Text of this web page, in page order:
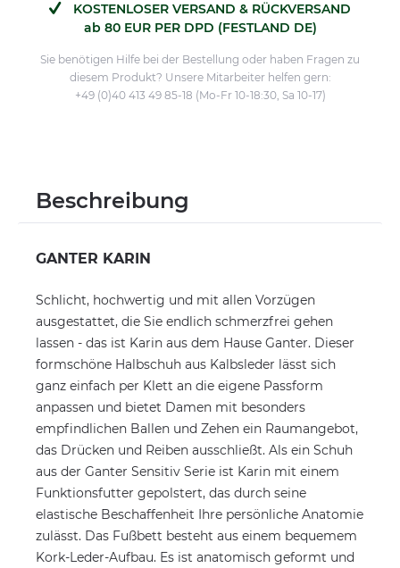
KOSTENLOSER VERSAND & RÜCKVERSAND
ab 80 EUR PER DPD (FESTLAND DE)
Sie benötigen Hilfe bei der Bestellung oder haben Fragen zu
diesem Produkt? Unsere Mitarbeiter helfen gern:
+49 (0)40 413 49 85-18 (Mo-Fr 10-18:30, Sa 10-17)
Beschreibung
GANTER KARIN
Schlicht, hochwertig und mit allen Vorzügen
ausgestattet, die Sie endlich schmerzfrei gehen
lassen - das ist Karin aus dem Hause Ganter. Dieser
formschöne Halbschuh aus Kalbsleder lässt sich
ganz einfach per Klett an die eigene Passform
anpassen und bietet Damen mit besonders
empfindlichen Ballen und Zehen ein Raumangebot,
das Drücken und Reiben ausschließt. Als ein Schuh
aus der Ganter Sensitiv Serie ist Karin mit einem
Funktionsfutter gepolstert, das durch seine
elastische Beschaffenheit Ihre persönliche Anatomie
zulässt. Das Fußbett besteht aus einem bequemem
Kork-Leder-Aufbau. Es ist anatomisch geformt und